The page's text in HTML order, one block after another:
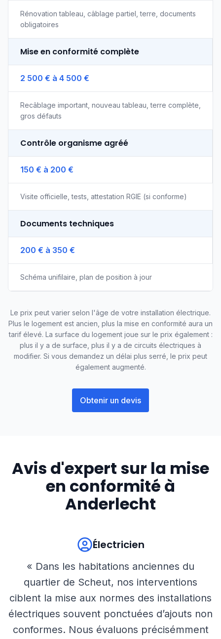
Rénovation tableau, câblage partiel, terre, documents
obligatoires
Mise en conformité complète
2 500 € à 4 500 €
Recâblage important, nouveau tableau, terre complète,
gros défauts
Contrôle organisme agréé
150 € à 200 €
Visite officielle, tests, attestation RGIE (si conforme)
Documents techniques
200 € à 350 €
Schéma unifilaire, plan de position à jour
Le prix peut varier selon l'âge de votre installation électrique.
Plus le logement est ancien, plus la mise en conformité aura un
tarif élevé. La surface du logement joue sur le prix également :
plus il y a de surface, plus il y a de circuits électriques à
modifier. Si vous demandez un délai plus serré, le prix peut
également augmenté.
Obtenir un devis
Avis d'expert sur la mise
en conformité à
Anderlecht
Électricien
« Dans les habitations anciennes du
quartier de Scheut, nos interventions
ciblent la mise aux normes des installations
électriques souvent ponctuées d’ajouts non
conformes. Nous évaluons précisémment